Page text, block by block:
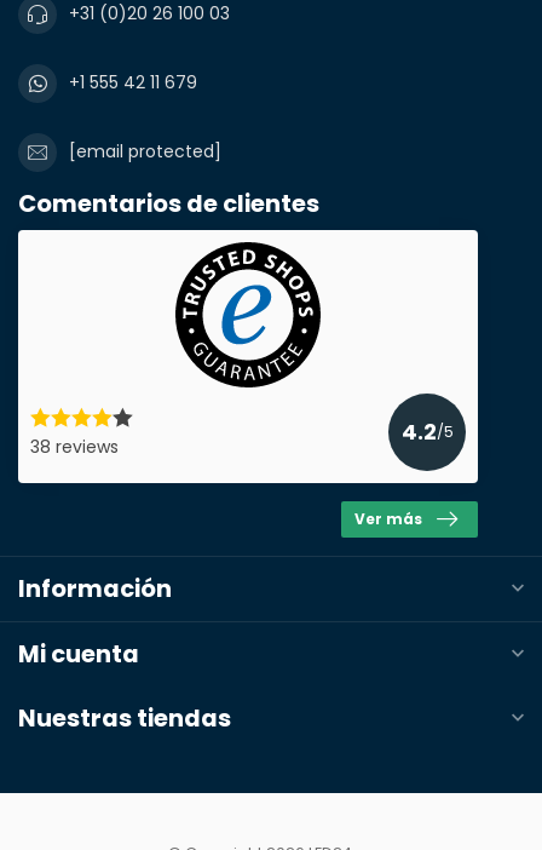
+31 (0)20 26 100 03
+1 555 42 11 679
[email protected]
Comentarios de clientes
38 reviews
4.2/5
Ver más
Información
Mi cuenta
Nuestras tiendas